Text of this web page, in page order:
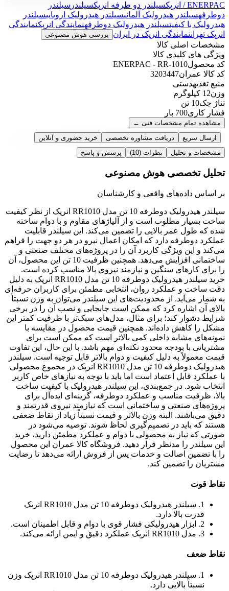
ENERPAC / انرپک سیلندر دو طرفه انرپکسیلندر سیلندر
دوطرفهسیلندر هیدرولیک آلمانیسیلندر هیدرولیک اروپاییسیلندر
هیدرولیک با کیفیتسیلندر هیدرولیک دوطرفهنمایندگی انرپکنمایندگی
انرپک تهراننمایندگی انرپک در ایران بررسی هوش مصنوعی
مشخصات اصلی کالا
ویژگی های کلیدی کالا
کد محصولENERPAC - RR-1010
کد کالا عمران3203447
منبع تغذیهدستی
وزن12 کیلوگرم
تناژ جک10 تن
فشار کاری700 بار
مشاهده تمام مشخصات فنی ←
ارسال سریع
دریافت مشاوره تخصصی
خرید حضوری و آنلاین
مشخصات و تحلیل
نظرات (10) پرسش و پاسخ
تحلیل تخصصی هوش مصنوعی
بر اساس داده‌های واقعی و کارشناسان
سیلندر هیدرولیک دوطرفه 10 تن مدل RR1010 انرپک از نظر کیفیت
ساخت بسیار مطلوب است و از آلیاژهای مقاوم و با دوام ساخته
شده که طول عمر بالایی را تضمین می‌کند. این سیلندر قابلیت
عملکرد دوطرفه دارد که امکان اعمال نیرو در هر دو جهت را فراهم
می‌کند و این ویژگی کاربرد آن را در پروژه‌های مختلف صنعتی و
ساختمانی افزایش می‌دهد. همچنین ظرفیت 10 تن این محصول، آن
را برای کارهای سنگین و نیازمند نیروی بالا مناسب کرده است.
خرید سیلندر هیدرولیک دوطرفه 10 تن مدل RR1010 انرپک به دلیل
دقت ساخت و عملکرد روان، انتخابی مطمئن برای کاربران حرفه‌ای
به شمار می‌آید. از محدودیت‌های این سیلندر می‌توان به وزن نسبتاً
بالای آن اشاره کرد که ممکن است جابجایی و نصب آن را در برخی
شرایط دشوار کند؛ برای مثال، مدل‌های سبک‌تر با ظرفیت کمتر این
مشکل را کاهش داده‌اند. همچنین قیمت محصول در مقایسه با
نمونه‌های مشابه داخلی کمی بالاتر است که ممکن است برای
مشتریانی با بودجه محدود نکته‌ای مهم باشد. با این حال، این تفاوت
قیمت معمولاً به دلیل کیفیت و دوام بالاتر قابل توجیه است. سیلندر
هیدرولیک دوطرفه 10 تن مدل RR1010 انرپک در مجموع محصولی
با عملکرد قابل اعتماد است اما باید با توجه به نیازهای خاص کاربر
انتخاب شود. در جمع‌بندی، این سیلندر هیدرولیک با کیفیت ساخت
بالا، ظرفیت مناسب و عملکرد دوطرفه، گزینه‌ای ایده‌آل برای
پروژه‌های صنعتی و ساختمانی است که نیازمند نیروی قدرتمند و
دقیق می‌باشند. البته وزن بالاتر و قیمت نسبتاً زیاد از نقاط ضعفی
هستند که باید در تصمیم‌گیری لحاظ شوند. توصیه می‌شود در
صورتی که نیاز به محصولی با دوام و عملکرد مطمئن دارید، خرید
این سیلندر را مدنظر قرار دهید. فروشگاه کالا عمران این محصول
را با تضمین اصالت و خدمات پس از فروش ارائه می‌دهد تا رضایت
مشتریان را تضمین کند.
نقاط قوت
1. سیلندر هیدرولیک دوطرفه 10 تن مدل RR1010 انرپک
قدرت بالا دارد.
2. ابزار هیدرولیکی فشار قوی با دوام و قابل اطمینان است.
3. مدل RR1010 انرپک عملکرد دقیق و ایمن ارائه می‌کند.
نقاط ضعف
1. سیلندر هیدرولیک دوطرفه 10 تن مدل RR1010 انرپک وزن
نسبتاً بالایی دارد.